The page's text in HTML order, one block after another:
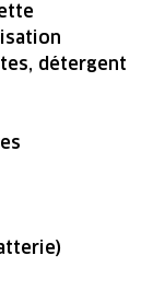
détergent